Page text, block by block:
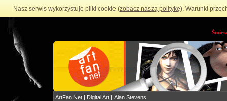
Nasz serwis wykorzystuje pliki cookie (zobacz naszą politykę). Warunki
ArtFan.Net | Digital Art | Alan Stevens